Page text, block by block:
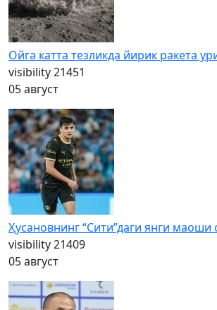
Ойга катта тезликда йирик ракета
visibility21451
05 август
Ҳусановнинг “Сити”даги янги маоши
visibility21409
05 август